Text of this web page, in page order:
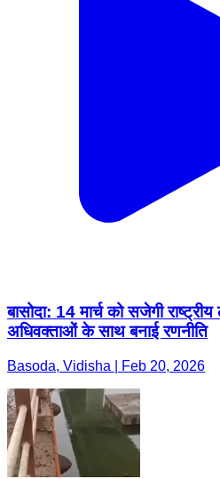
बासोदा: 14 मार्च को सजेगी
अधिवक्ताओं के साथ बनाई रणनीति
Basoda, Vidisha | Feb 20, 2026